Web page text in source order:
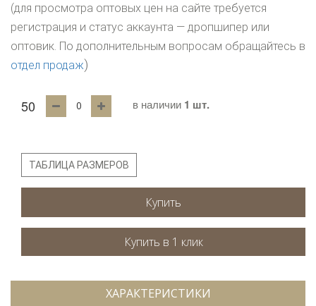
(для просмотра оптовых цен на сайте требуется
регистрация и статус аккаунта — дропшипер или
оптовик. По дополнительным вопросам обращайтесь в
отдел продаж)
50 в наличии 1 шт.
ТАБЛИЦА РАЗМЕРОВ
Купить
ХАРАКТЕРИСТИКИ